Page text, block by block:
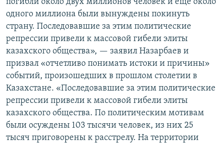
погибли около двух миллионов человек и еще около
одного миллиона были вынуждены покинуть
страну. Последовавшие за этим политические
репрессии привели к массовой гибели элиты
казахского общества», — заявил Назарбаев и
призвал «отчетливо понимать истоки и причины»
событий, произошедших в прошлом столетии в
Казахстане. «Последовавшие за этим политические
репрессии привели к массовой гибели элиты
казахского общества. По политическим мотивам
были осуждены 103 тысячи человек, из них 25
тысяч приговорены к расстрелу. На территории